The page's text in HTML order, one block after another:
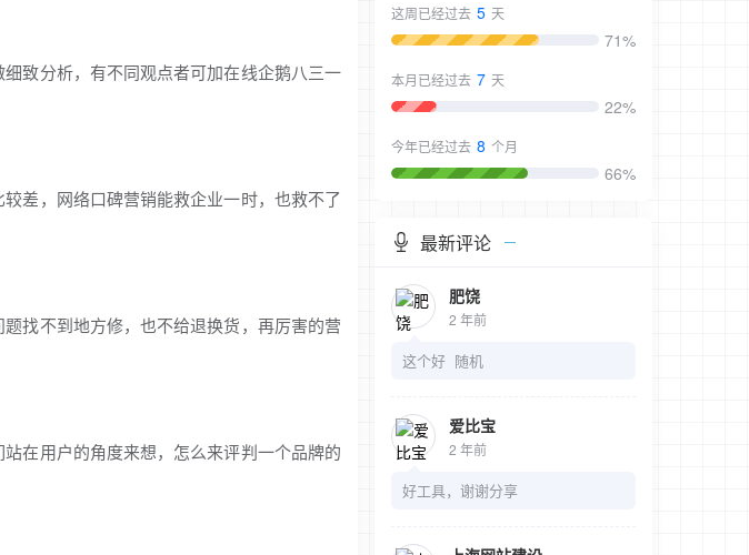
致分析，有不同观点者可加在线企鹅八三一
差，网络口碑营销能救企业一时，也救不了
找不到地方修，也不给退换货，再厉害的营
在用户的角度来想，怎么来评判一个品牌的
这周已经过去 5 天
71%
本月已经过去 7 天
22%
今年已经过去 8 个月
66%
最新评论
肥饶
2 年前
这个好 随机
爱比宝
2 年前
好工具，谢谢分享